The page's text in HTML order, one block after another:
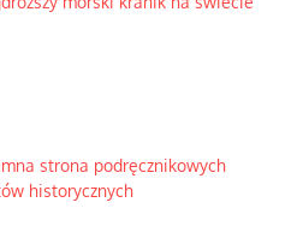
strona podręcznikowych
historycznych